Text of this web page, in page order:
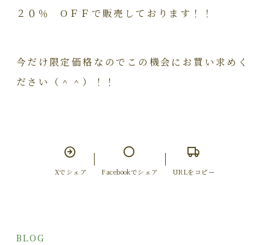
２０％ OＦＦで販売しております！！
今だけ限定価格なのでこの機会にお買い求めく
ださい（＾＾）！！
Xでシェア Facebookでシェア URLをコピー
BLOG